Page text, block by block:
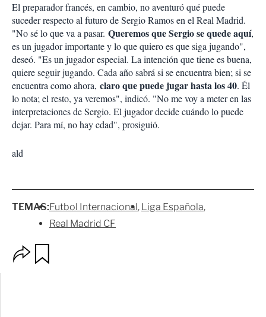
El preparador francés, en cambio, no aventuró qué puede
suceder respecto al futuro de Sergio Ramos en el Real Madrid.
"No sé lo que va a pasar. Queremos que Sergio se quede aquí,
es un jugador importante y lo que quiero es que siga jugando",
deseó. "Es un jugador especial. La intención que tiene es buena,
quiere seguir jugando. Cada año sabrá si se encuentra bien; si se
encuentra como ahora, claro que puede jugar hasta los 40. Él
lo nota; el resto, ya veremos", indicó. "No me voy a meter en las
interpretaciones de Sergio. El jugador decide cuándo lo puede
dejar. Para mí, no hay edad", prosiguió.
ald
TEMAS:Futbol Internacional
Liga Española
Real Madrid CF